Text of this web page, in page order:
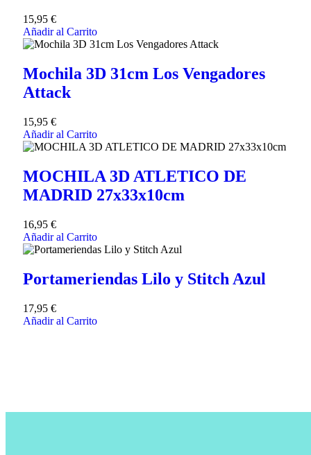
15,95 €
Añadir al Carrito
Mochila 3D 31cm Los Vengadores
Attack
15,95 €
Añadir al Carrito
MOCHILA 3D ATLETICO DE
MADRID 27x33x10cm
16,95 €
Añadir al Carrito
Portameriendas Lilo y Stitch Azul
17,95 €
Añadir al Carrito